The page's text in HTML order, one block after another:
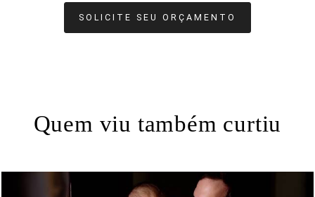
SOLICITE SEU ORÇAMENTO
Quem viu também curtiu